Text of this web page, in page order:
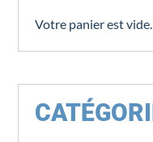
Votre panier est vide.